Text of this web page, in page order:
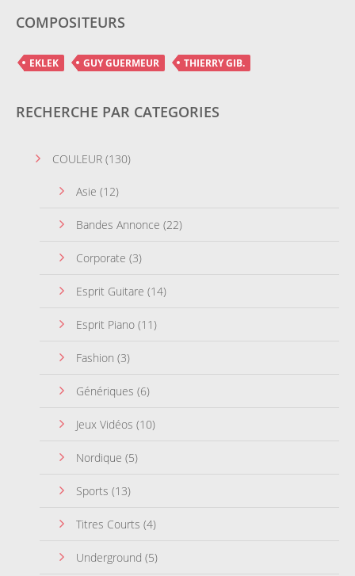
COMPOSITEURS
EKLEK GUY GUERMEUR THIERRY GIB.
RECHERCHE PAR CATEGORIES
COULEUR (130)
Asie (12)
Bandes Annonce (22)
Corporate (3)
Esprit Guitare (14)
Esprit Piano (11)
Fashion (3)
Génériques (6)
Jeux Vidéos (10)
Nordique (5)
Sports (13)
Titres Courts (4)
Underground (5)